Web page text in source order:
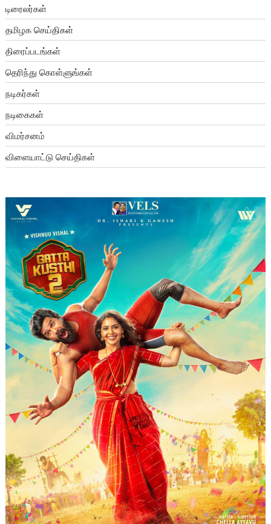
டிரைலர்கள்
தமிழக செய்திகள்
திரைப்படங்கள்
தெரிந்து கொள்ளுங்கள்
நடிகர்கள்
நடிகைகள்
விமர்சனம்
விளையாட்டு செய்திகள்